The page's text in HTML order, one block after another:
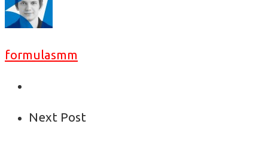
formulasmm
Next Post